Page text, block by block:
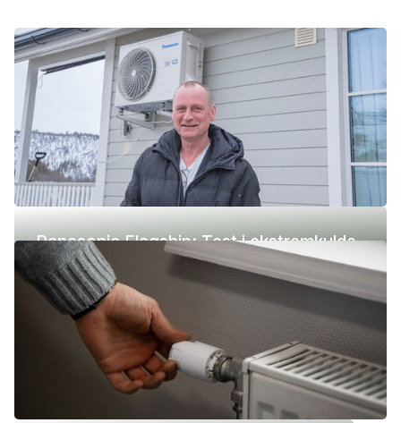
Panasonic Flagship: Test i ekstremkulde
(-42 °C)